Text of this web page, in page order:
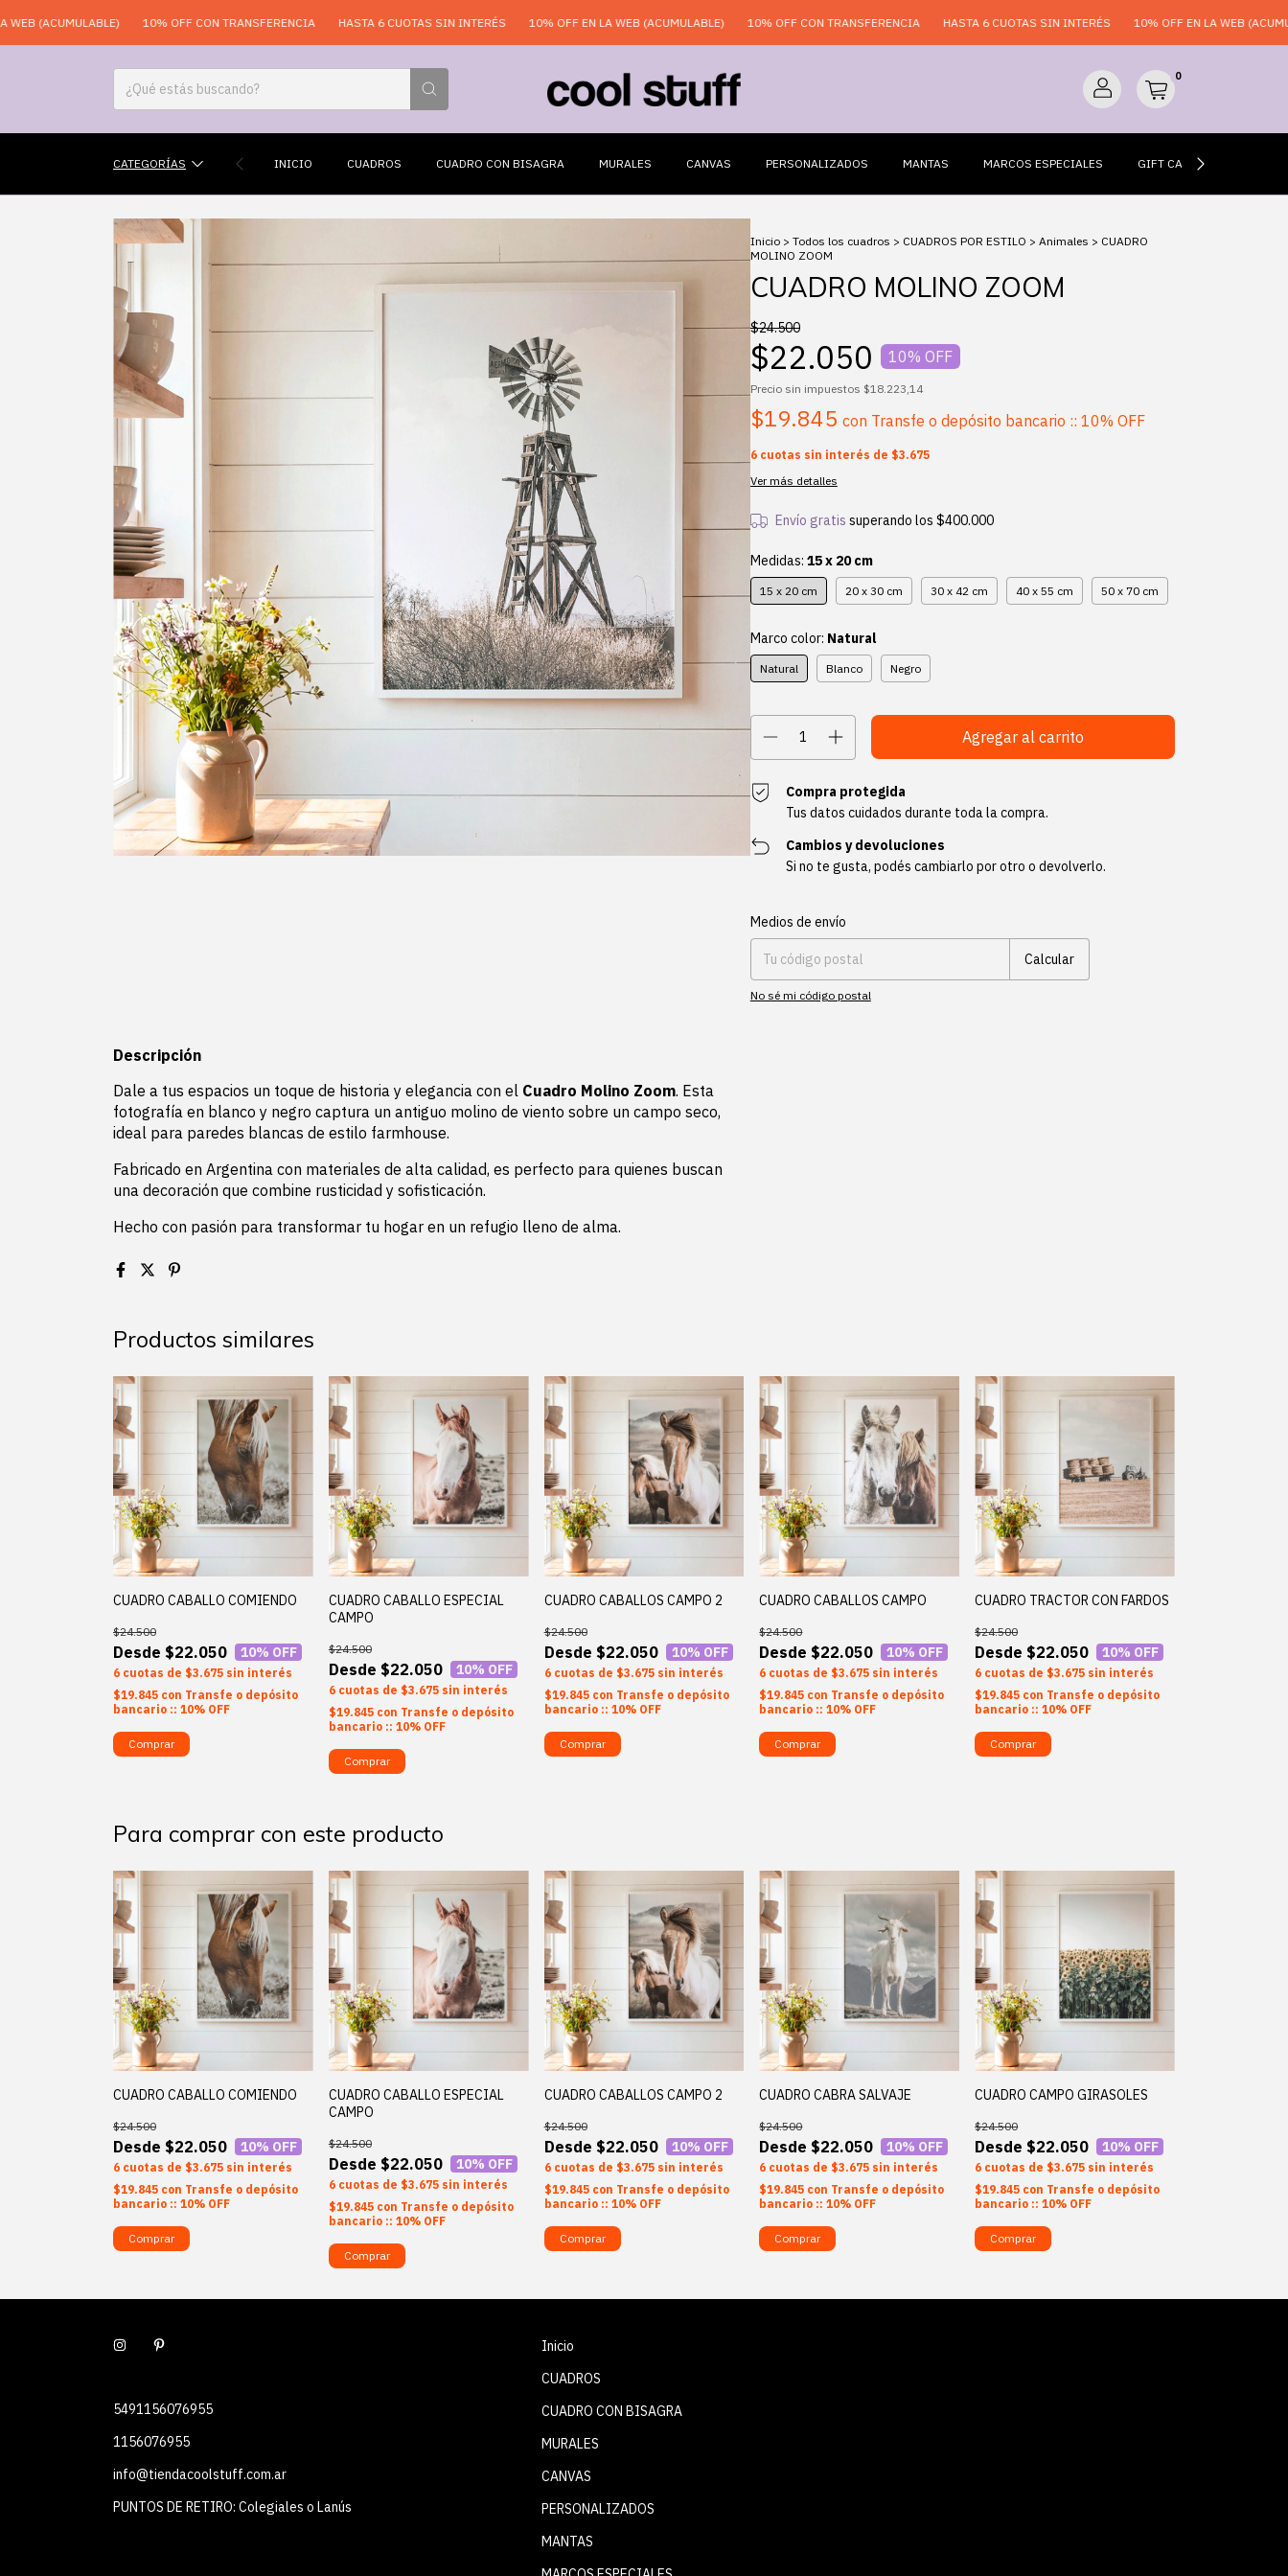
10% OFF CON TRANSFERENCIA HASTA 6 CUOTAS SIN INTERÉS 10% OFF EN LA WEB (ACUMULABLE) 10% OFF CON TRANSFERENCIA HASTA 6 CUOTAS SIN INTERÉS 10% OFF EN LA WEB (ACUMULABLE)
0
CATEGORÍAS INICIO CUADROS CUADRO CON BISAGRA MURALES CANVAS PERSONALIZADOS MANTAS MARCOS ESPECIALES GIFT CARDS
Inicio > Todos los cuadros > CUADROS POR ESTILO > Animales > CUADRO
MOLINO ZOOM
CUADRO MOLINO ZOOM
$24.500
$22.050 10% OFF
Precio sin impuestos $18.223,14
$19.845 con Transfe o depósito bancario :: 10% OFF
6 cuotas sin interés de $3.675
Ver más detalles
Envío gratis superando los$400.000
Medidas: 15 x 20 cm
15 x 20 cm 20 x 30 cm 30 x 42 cm 40 x 55 cm 50 x 70 cm
Marco color: Natural
Natural Blanco Negro
Compra protegida
Tus datos cuidados durante toda la compra.
Cambios y devoluciones
Si no te gusta, podés cambiarlo por otro o devolverlo.
Entregas para el CP:
Medios de envío
Calcular
No sé mi código postal
Descripción
Dale a tus espacios un toque de historia y elegancia con el Cuadro Molino Zoom. Esta
fotografía en blanco y negro captura un antiguo molino de viento sobre un campo seco,
ideal para paredes blancas de estilo farmhouse.
Fabricado en Argentina con materiales de alta calidad, es perfecto para quienes buscan
una decoración que combine rusticidad y sofisticación.
Hecho con pasión para transformar tu hogar en un refugio lleno de alma.
Productos similares
CUADRO CABALLO COMIENDO
$22.050
$24.500
10% OFF
6 $3.675 sin interés
$19.845 con Transfe o depósito
bancario :: 10% OFF
Comprar
CUADRO CABALLO ESPECIAL
CAMPO
$22.050
$24.500
10% OFF
6 $3.675 sin interés
$19.845 con Transfe o depósito
bancario :: 10% OFF
Comprar
CUADRO CABALLOS CAMPO 2
$22.050
$24.500
10% OFF
6 $3.675 sin interés
$19.845 con Transfe o depósito
bancario :: 10% OFF
Comprar
CUADRO CABALLOS CAMPO
$22.050
$24.500
10% OFF
6 $3.675 sin interés
$19.845 con Transfe o depósito
bancario :: 10% OFF
Comprar
CUADRO TRACTOR CON FARDOS
$22.050
$24.500
10% OFF
6 $3.675 sin interés
$19.845 con Transfe o depósito
bancario :: 10% OFF
Comprar
Para comprar con este producto
CUADRO CABALLO COMIENDO
$22.050
$24.500
10% OFF
6 $3.675 sin interés
$19.845 con Transfe o depósito
bancario :: 10% OFF
Comprar
CUADRO CABALLO ESPECIAL
CAMPO
$22.050
$24.500
10% OFF
6 $3.675 sin interés
$19.845 con Transfe o depósito
bancario :: 10% OFF
Comprar
CUADRO CABALLOS CAMPO 2
$22.050
$24.500
10% OFF
6 $3.675 sin interés
$19.845 con Transfe o depósito
bancario :: 10% OFF
Comprar
CUADRO CABRA SALVAJE
$22.050
$24.500
10% OFF
6 $3.675 sin interés
$19.845 con Transfe o depósito
bancario :: 10% OFF
Comprar
CUADRO CAMPO GIRASOLES
$22.050
$24.500
10% OFF
6 $3.675 sin interés
$19.845 con Transfe o depósito
bancario :: 10% OFF
Comprar
5491156076955
1156076955
info@tiendacoolstuff.com.ar
PUNTOS DE RETIRO: Colegiales o Lanús
Inicio
CUADROS
CUADRO CON BISAGRA
MURALES
CANVAS
PERSONALIZADOS
MANTAS